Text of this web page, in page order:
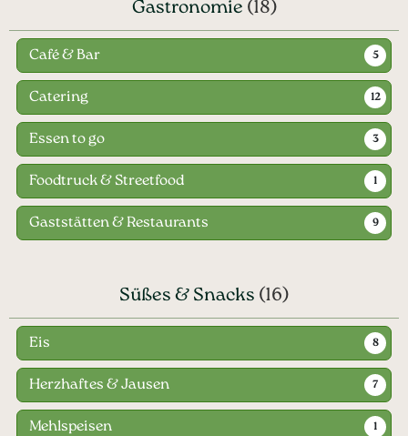
Gastronomie (18)
Café & Bar 5
Catering 12
Essen to go 3
Foodtruck & Streetfood 1
Gaststätten & Restaurants 9
Süßes & Snacks (16)
Eis 8
Herzhaftes & Jausen 7
Mehlspeisen 1